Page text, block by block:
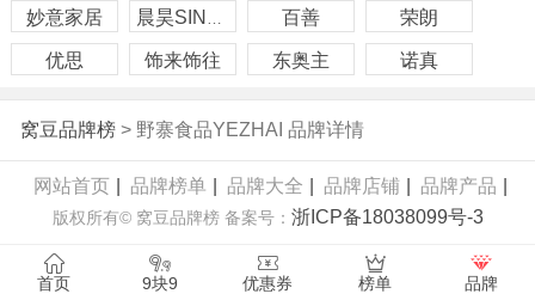
利亚、阿联酋等国家。2015年内可望达成3-5千万元的成交
额。随着“互联网+”的发展，公司又正在进行着一种新的模
理商以及分销商来开辟微商+O2O的经营模式，利用微商、
分销商这个线上O2O的推广以和经销商、代理商这些线下
O2O的配送相结合，打造社区O2O的营销模式，使公司在
妙意家居 百善 荣朗
优思 饰来饰往 东奥主 诺真
窝豆品牌榜> 野寨食品YEZHAI 品牌详情
首页 9块9 优惠券 榜单 品牌
网站首页 品牌榜单 品牌大全 品牌店铺 品牌产品
版权所有© 窝豆品牌榜 备案号： 浙ICP备18038099号-3